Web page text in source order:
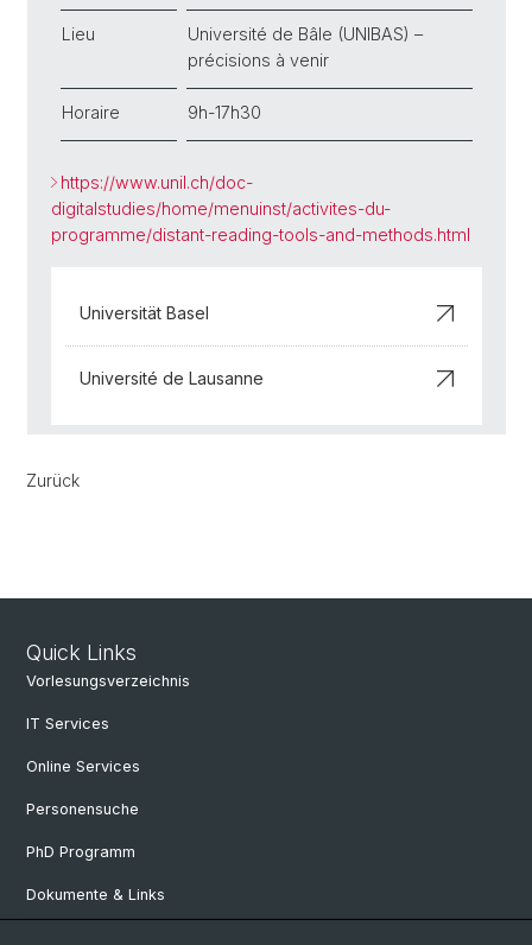
Lieu
Université de Bâle (UNIBAS) –
précisions à venir
Horaire 9h-17h30
https://www.unil.ch/doc-
digitalstudies/home/menuinst/activites-du-
programme/distant-reading-tools-and-methods.html
Universität Basel
Université de Lausanne
Zurück
Quick Links
Vorlesungsverzeichnis
IT Services
Online Services
Personensuche
PhD Programm
Dokumente & Links